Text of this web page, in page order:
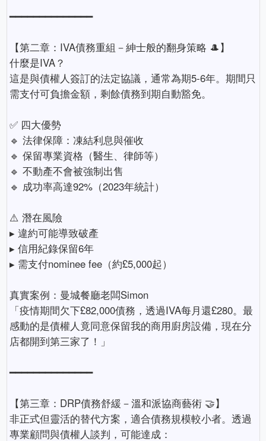
━━━━━━━━━━━━━━
【第二章：IVA債務重組－紳士般的翻身策略 🎩】
什麼是IVA？
這是與債權人簽訂的法定協議，通常為期5-6年。期間只
需支付可負擔金額，剩餘債務到期自動豁免。
✅ 四大優勢
🔹 法律保障：凍結利息與催收
🔹 保留專業資格（醫生、律師等）
🔹 不動產不會被強制出售
🔹 成功率高達92%（2023年統計）
⚠️ 潛在風險
▸ 違約可能導致破產
▸ 信用紀錄保留6年
▸ 需支付nominee fee（約£5,000起）
真實案例：曼城餐廳老闆Simon
「疫情期間欠下£82,000債務，透過IVA每月還£280。最
感動的是債權人竟同意保留我的商用廚房設備，現在分
店都開到第三家了！」
━━━━━━━━━━━━━━
【第三章：DRP債務舒緩－溫和派協商藝術 🤝】
非正式但靈活的替代方案，適合債務規模較小者。透過
專業顧問與債權人談判，可能達成：